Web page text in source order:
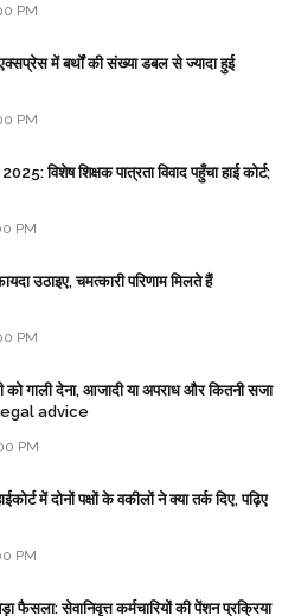
PM
में बर्थों की संख्या डबल से ज्यादा हुई
PM
विशेष शिक्षक पात्रता विवाद पहुँचा हाई कोर्ट;
PM
उठाइए, चमत्कारी परिणाम मिलते हैं
PM
को गाली देना, आजादी या अपराध और कितनी सजा
legal advice
PM
में दोनों पक्षों के वकीलों ने क्या तर्क दिए, पढ़िए
PM
फैसला: सेवानिवृत्त कर्मचारियों की पेंशन प्रक्रिया